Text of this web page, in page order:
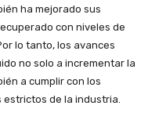
ha mejorado sus
con niveles de
lo tanto, los avances
no solo a incrementar la
a cumplir con los
estrictos de la industria.